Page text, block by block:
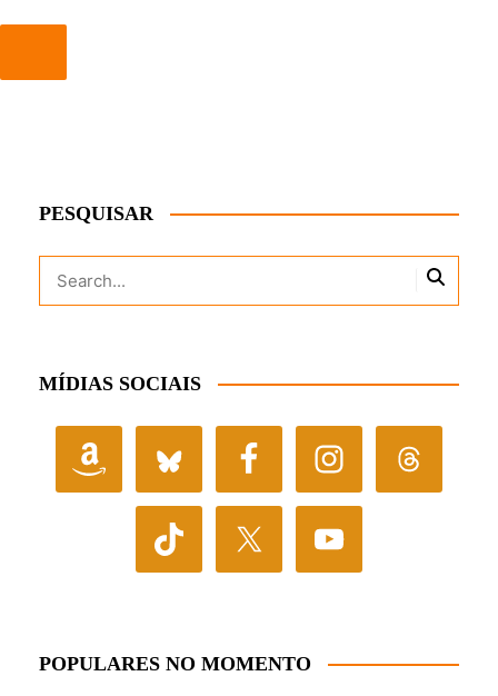
PESQUISAR
MÍDIAS SOCIAIS
POPULARES NO MOMENTO